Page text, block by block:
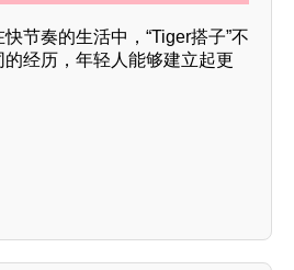
节奏的生活中，“Tiger搭子”不
经历，年轻人能够建立起更